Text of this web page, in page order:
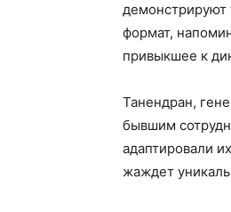
демонстрируют
формат,
привыкшее к
Танендран,
бывшим
адаптировали
жаждет